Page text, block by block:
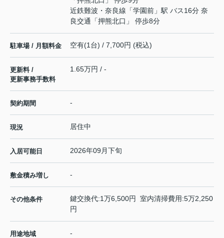
近鉄難波・奈良線 「学園前 」駅 バス16分 奈
良交通「押熊北口」 停歩8分
駐車場 / 月額料金 空有(1台) / 7,700円 (税込)
更新料 /
更新事務手数料
1.65万円 / -
契約期間 -
現況 居住中
入居可能日 2026年09月下旬
敷金積み増し -
その他条件
鍵交換代:1万6,500円 室内清掃費用:5万2,250
円
用途地域 -